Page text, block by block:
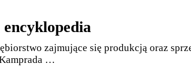
zajmujące się produkcją oraz
…